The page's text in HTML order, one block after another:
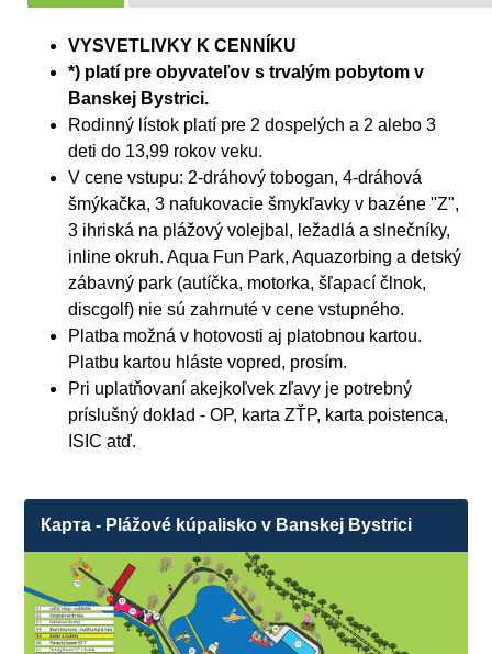
VYSVETLIVKY K CENNÍKU
*) platí pre obyvateľov s trvalým pobytom v
Banskej Bystrici.
Rodinný lístok platí pre 2 dospelých a 2 alebo 3
deti do 13,99 rokov veku.
V cene vstupu: 2-dráhový tobogan, 4-dráhová
šmýkačka, 3 nafukovacie šmykľavky v bazéne "Z",
3 ihriská na plážový volejbal, ležadlá a slnečníky,
inline okruh. Aqua Fun Park, Aquazorbing a detský
zábavný park (autíčka, motorka, šľapací člnok,
discgolf) nie sú zahrnuté v cene vstupného.
Platba možná v hotovosti aj platobnou kartou.
Platbu kartou hláste vopred, prosím.
Pri uplatňovaní akejkoľvek zľavy je potrebný
príslušný doklad - OP, karta ZŤP, karta poistenca,
ISIC atď.
Карта - Plážové kúpalisko v Banskej Bystrici